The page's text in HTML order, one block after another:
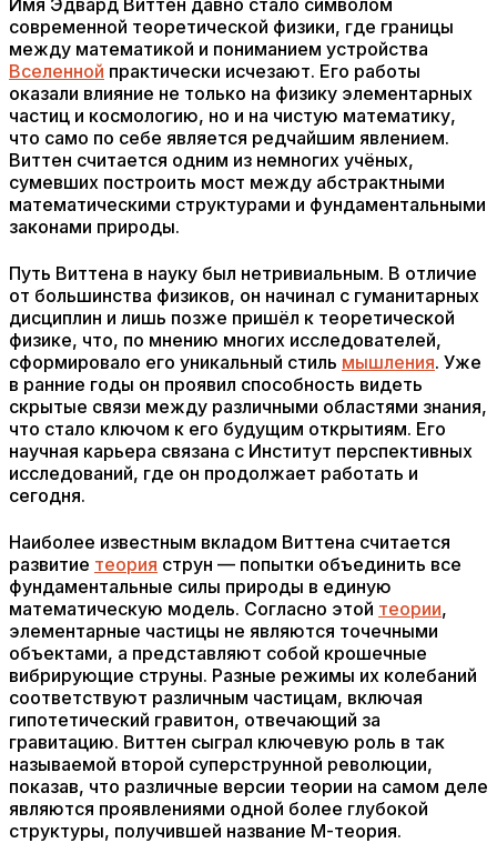
Имя Эдвард Виттен давно стало символом
современной теоретической физики, где границы
между математикой и пониманием устройства
Вселенной практически исчезают. Его работы
оказали влияние не только на физику элементарных
частиц и космологию, но и на чистую математику,
что само по себе является редчайшим явлением.
Виттен считается одним из немногих учёных,
сумевших построить мост между абстрактными
математическими структурами и фундаментальными
законами природы.
Путь Виттена в науку был нетривиальным. В отличие
от большинства физиков, он начинал с гуманитарных
дисциплин и лишь позже пришёл к теоретической
физике, что, по мнению многих исследователей,
сформировало его уникальный стиль мышления. Уже
в ранние годы он проявил способность видеть
скрытые связи между различными областями знания,
что стало ключом к его будущим открытиям. Его
научная карьера связана с Институт перспективных
исследований, где он продолжает работать и
сегодня.
Наиболее известным вкладом Виттена считается
развитие теория струн — попытки объединить все
фундаментальные силы природы в единую
математическую модель. Согласно этой теории,
элементарные частицы не являются точечными
объектами, а представляют собой крошечные
вибрирующие струны. Разные режимы их колебаний
соответствуют различным частицам, включая
гипотетический гравитон, отвечающий за
гравитацию. Виттен сыграл ключевую роль в так
называемой второй суперструнной революции,
показав, что различные версии теории на самом деле
являются проявлениями одной более глубокой
структуры, получившей название М-теория.